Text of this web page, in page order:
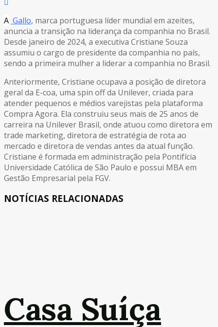
A Gallo, marca portuguesa líder mundial em azeites,
anuncia a transição na liderança da companhia no Brasil.
Desde janeiro de 2024, a executiva Cristiane Souza
assumiu o cargo de presidente da companhia no país,
sendo a primeira mulher a liderar a companhia no Brasil.
Anteriormente, Cristiane ocupava a posição de diretora
geral da E-coa, uma spin off da Unilever, criada para
atender pequenos e médios varejistas pela plataforma
Compra Agora. Ela construiu seus mais de 25 anos de
carreira na Unilever Brasil, onde atuou como diretora em
trade marketing, diretora de estratégia de rota ao
mercado e diretora de vendas antes da atual função.
Cristiane é formada em administração pela Pontifícia
Universidade Católica de São Paulo e possui MBA em
Gestão Empresarial pela FGV.
NOTÍCIAS RELACIONADAS
Casa Suíça